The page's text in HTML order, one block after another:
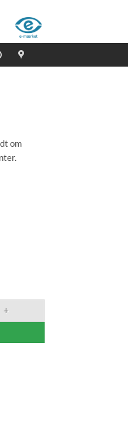
om
anden.